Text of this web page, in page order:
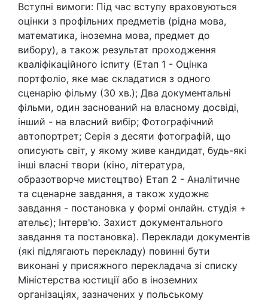
Вступні вимоги: Під час вступу враховуються
оцінки з профільних предметів (рідна мова,
математика, іноземна мова, предмет до
вибору), а також результат проходження
кваліфікаційного іспиту (Етап 1 - Оцінка
портфоліо, яке має складатися з одного
сценарію фільму (30 хв.); Два документальні
фільми, один заснований на власному досвіді,
інший - на власний вибір; Фотографічний
автопортрет; Серія з десяти фотографій, що
описують світ, у якому живе кандидат, будь-які
інші власні твори (кіно, література,
образотворче мистецтво) Етап 2 - Аналітичне
та сценарне завдання, а також художнє
завдання - постановка у формі онлайн. студія +
ательє); Інтерв'ю. Захист документального
завдання та постановка). Переклади документів
(які підлягають перекладу) повинні бути
виконані у присяжного перекладача зі списку
Міністерства юстиції або в іноземних
організаціях, зазначених у польському